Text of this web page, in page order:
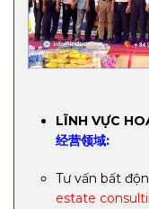
LĨNH VỰC
经营领域:
Tư vấn bất
estate